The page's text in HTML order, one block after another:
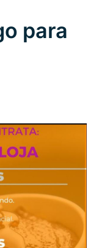
para